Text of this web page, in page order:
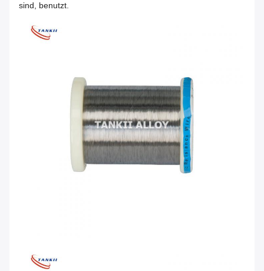
sind, benutzt.